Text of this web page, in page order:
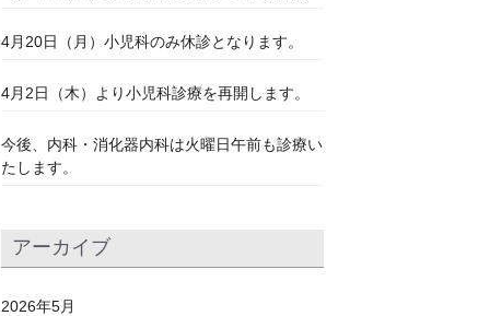
4月20日（月）小児科のみ休診となります。
4月2日（木）より小児科診療を再開します。
今後、内科・消化器内科は火曜日午前も診療い
たします。
アーカイブ
2026年5月